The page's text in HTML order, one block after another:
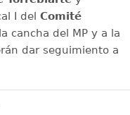
I del Comité
cancha del MP y a la
dar seguimiento a